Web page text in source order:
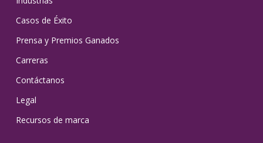
Casos de Éxito
Prensa y Premios Ganados
Carreras
Contáctanos
Legal
Recursos de marca